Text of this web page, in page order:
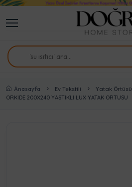
Anasayfa Ev Tekstili
Yatak Örtüsü
ORKIDE 200X240 YASTIKLI LUX YATAK ORTUSU